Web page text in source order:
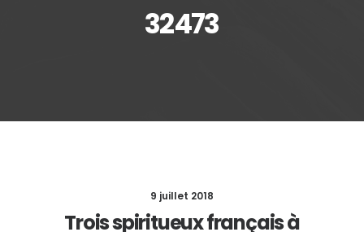
32473
9 juillet 2018
Trois spiritueux français à